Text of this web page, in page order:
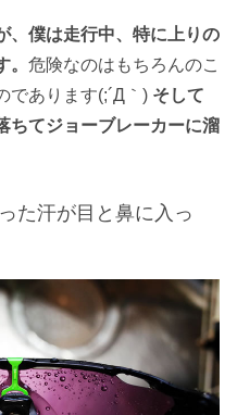
、僕は走行中、特に上りの
危険なのはもちろんのこ
であります(;´Д｀) そして
ちてジョーブレーカーに溜
た汗が目と鼻に入っ